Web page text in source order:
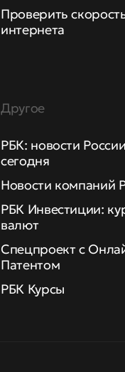
Проверить
интернета
Другое
РБК: новости
сегодня
Новости компаний
РБК Инвестиции:
валют
Спецпроект с
Патентом
РБК Курсы